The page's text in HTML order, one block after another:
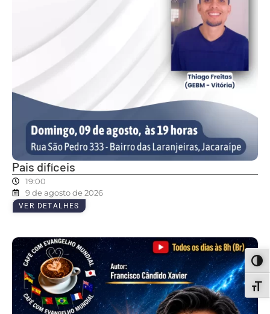
Pais difíceis
19:00
9 de agosto de 2026
VER DETALHES